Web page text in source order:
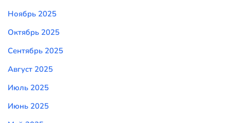
Ноябрь 2025
Октябрь 2025
Сентябрь 2025
Август 2025
Июль 2025
Июнь 2025